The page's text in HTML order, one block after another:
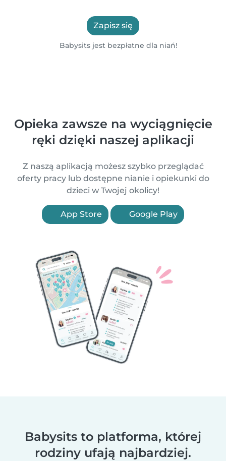
Zapisz się
Babysits jest bezpłatne dla niań!
Opieka zawsze na wyciągnięcie
ręki dzięki naszej aplikacji
Z naszą aplikacją możesz szybko przeglądać
oferty pracy lub dostępne nianie i opiekunki do
dzieci w Twojej okolicy!
App Store Google Play
Babysits to platforma, której
rodziny ufają najbardziej.